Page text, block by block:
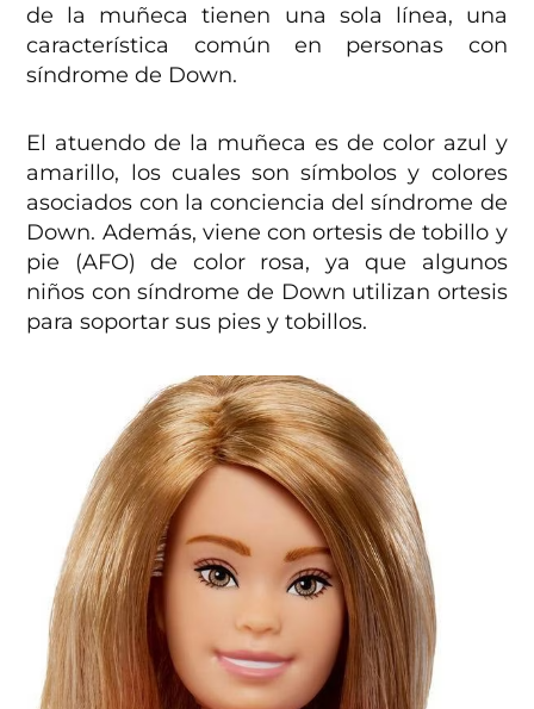
de la muñeca tienen una sola línea, una
característica común en personas con
síndrome de Down.
El atuendo de la muñeca es de color azul y
amarillo, los cuales son símbolos y colores
asociados con la conciencia del síndrome de
Down. Además, viene con ortesis de tobillo y
pie (AFO) de color rosa, ya que algunos
niños con síndrome de Down utilizan ortesis
para soportar sus pies y tobillos.